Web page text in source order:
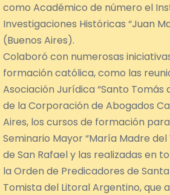
como Académico de número el
Investigaciones Históricas “Juan
(Buenos Aires).
Colaboró con numerosas
formación católica, como las
Asociación Jurídica “Santo Tomás
de la Corporación de Abogados
Aires, los cursos de formación
Seminario Mayor “María Madre
de San Rafael y las realizadas en
la Orden de Predicadores de
Tomista del Litoral Argentino, que